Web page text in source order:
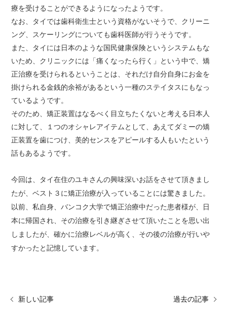
療を受けることができるようになったようです。
なお、タイでは歯科衛生士という資格がないそうで、クリーニ
ング、スケーリングについても歯科医師が行うそうです。
また、タイには日本のような国民健康保険というシステムもな
いため、クリニックには「痛くなったら行く」という中で、矯
正治療を受けられるということは、それだけ自分自身にお金を
掛けられる金銭的余裕があるという一種のステイタスにもなっ
ているようです。
そのため、矯正装置はなるべく目立ちたくないと考える日本人
に対して、１つのオシャレアイテムとして、あえてダミーの矯
正装置を歯につけ、美的センスをアピールする人もいたという
話もあるようです。
今回は、タイ在住のユキさんの興味深いお話をさせて頂きまし
たが、ベスト３に矯正治療が入っていることには驚きました。
以前、私自身、バンコク大学で矯正治療中だった患者様が、日
本に帰国され、その治療を引き継ぎさせて頂いたことを思い出
しましたが、確かに治療レベルが高く、その後の治療が行いや
すかったと記憶しています。
新しい記事 過去の記事